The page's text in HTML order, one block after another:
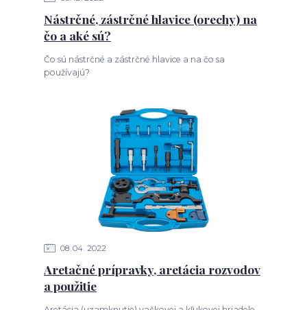
Nástrčné, zástrčné hlavice (orechy) na
čo a aké sú?
Čo sú nástrčné a zástrčné hlavice a na čo sa
používajú?
08 04 2022
Aretačné prípravky, aretácia rozvodov
a použitie